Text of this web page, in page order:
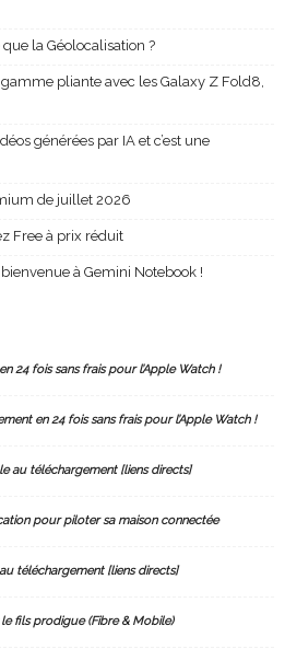
la Géolocalisation ?
pliante avec les Galaxy Z Fold8,
générées par IA et c’est une
de juillet 2026
Free à prix réduit
à Gemini Notebook !
24 fois sans frais pour l’Apple Watch !
en 24 fois sans frais pour l’Apple Watch !
au téléchargement [liens directs]
pour piloter sa maison connectée
téléchargement [liens directs]
fils prodigue (Fibre & Mobile)